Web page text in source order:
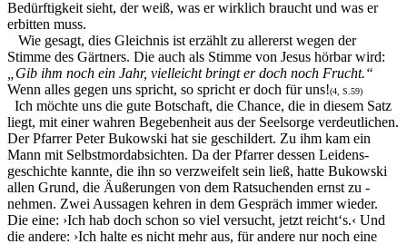
Bedürftigkeit sieht, der weiß, was er wirklich braucht und was er
erbitten muss.
Wie gesagt, dies Gleichnis ist erzählt zu allererst wegen der
Stimme des Gärtners. Die auch als Stimme von Jesus hörbar wird:
„Gib ihm noch ein Jahr, vielleicht bringt er doch noch Frucht.“
Wenn alles gegen uns spricht, so spricht er doch für uns!(4, S.59)
Ich möchte uns die gute Botschaft, die Chance, die in diesem Satz
liegt, mit einer wahren Begebenheit aus der Seelsorge verdeut­lichen.
Der Pfarrer Peter Bukowski hat sie geschildert. Zu ihm kam ein
Mann mit Selbstmordabsichten. Da der Pfarrer dessen Leidens­
geschichte kannte, die ihn so verzweifelt sein ließ, hatte Bukowski
allen Grund, die Äußerungen von dem Ratsuchenden ernst ­zu ­
nehmen. Zwei Aussagen kehren in dem Gespräch immer wieder.
Die eine: ›Ich hab doch schon so viel versucht, jetzt reicht‘s.‹ Und
die andere: ›Ich halte es nicht mehr aus, für andere nur noch eine